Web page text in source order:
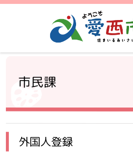
市民課
外国人登録